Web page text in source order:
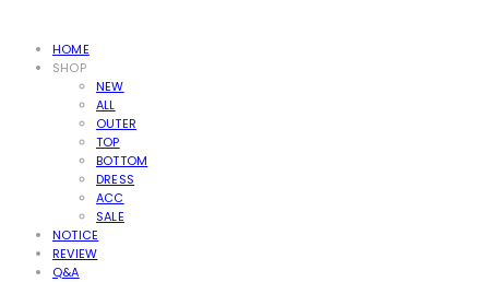
HOME
SHOP
NEW
ALL
OUTER
TOP
BOTTOM
DRESS
ACC
SALE
NOTICE
REVIEW
Q&A